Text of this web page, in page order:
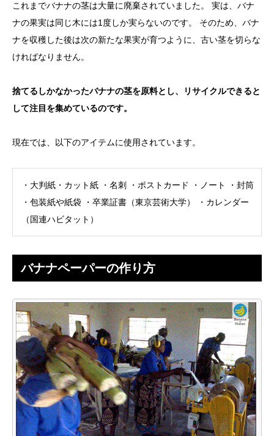
これまでバナナの茎は大量に廃棄されていました。 実は、バナ
ナの果実は同じ木には1度しか実らないのです。 そのため、バナ
ナを収穫した後は次の新たな果実が育つように、古い茎を切らな
ければなりません。
捨てるしかなかったバナナの茎を原料とし、リサイクルできると
して注目を集めているのです。
現在では、以下のアイテムに使用されています。
・大判紙・カット紙 ・名刺 ・ポストカード ・ノート ・封筒
・包装紙や紙袋 ・卒業証書（東京芸術大学） ・カレンダー
（国連ハビタット）
バナナペーパーの作り方